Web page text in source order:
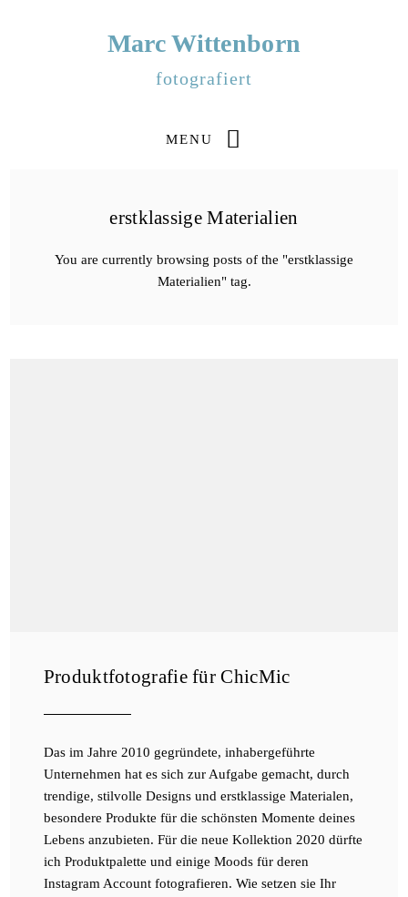
Marc Wittenborn
fotografiert
MENU
erstklassige Materialien
You are currently browsing posts of the "erstklassige
Materialien" tag.
Produktfotografie für ChicMic
Das im Jahre 2010 gegründete, inhabergeführte
Unternehmen hat es sich zur Aufgabe gemacht, durch
trendige, stilvolle Designs und erstklassige Materialen,
besondere Produkte für die schönsten Momente deines
Lebens anzubieten. Für die neue Kollektion 2020 dürfte
ich Produktpalette und einige Moods für deren
Instagram Account fotografieren. Wie setzen sie Ihr